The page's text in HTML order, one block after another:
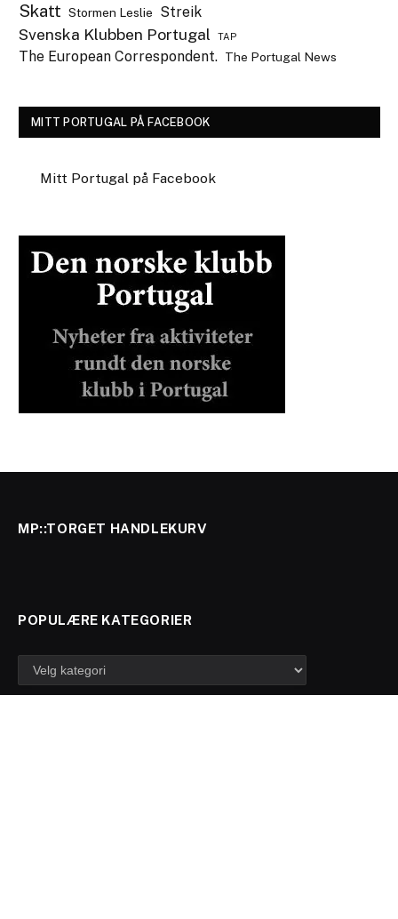
Skatt Stormen Leslie Streik
Svenska Klubben Portugal TAP
The European Correspondent. The Portugal News
MITT PORTUGAL PÅ FACEBOOK
Mitt Portugal på Facebook
MP::TORGET HANDLEKURV
POPULÆRE KATEGORIER
Populære
kategorier